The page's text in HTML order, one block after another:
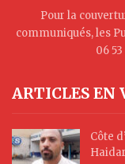
Pour la
communiqués, les
06
ARTICLES EN
Côte